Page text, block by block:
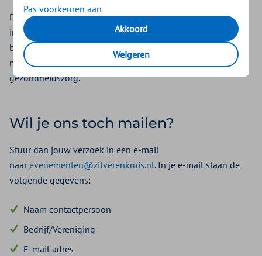
De sponsorverzoeken die Zilveren Kruis ontvangt, zijn vaak
innemend en bijzonder, maar nemen we niet meer in
behandeling. Zoals je hierboven kunt lezen geloven we
meer in inhoudelijke partnerships en het innoveren van de
gezondheidszorg.
Wil je ons toch mailen?
Stuur dan jouw verzoek in een e-mail
naarevenementen@zilverenkruis.nl. In je e-mail staan de
volgende gegevens:
Naam contactpersoon
Bedrijf/Vereniging
E-mail adres
Pas voorkeuren aan
Akkoord
Weigeren